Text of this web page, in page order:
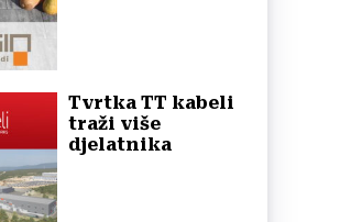
Tvrtka TT kabeli
traži više
djelatnika